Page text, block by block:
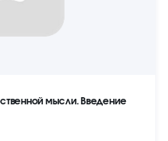
мысли. Введение